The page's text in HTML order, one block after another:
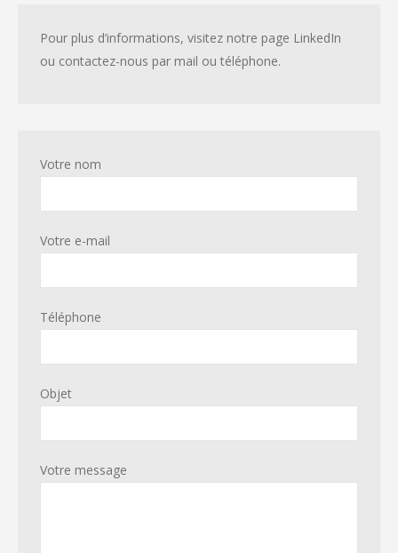
Pour plus d’informations, visitez notre page LinkedIn
ou contactez-nous par mail ou téléphone.
Votre nom
Votre e-mail
Téléphone
Objet
Votre message